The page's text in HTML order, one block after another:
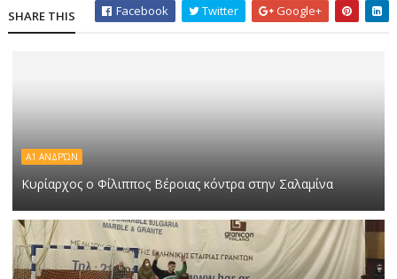
SHARE THIS Facebook Twitter Google+
Α1 ΑΝΔΡΏΝ
Κυρίαρχος ο Φίλιππος Βέροιας κόντρα στην Σαλαμίνα